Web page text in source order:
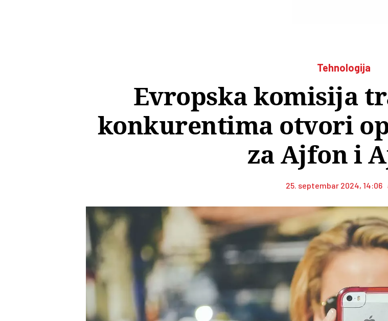
Tehnologija
Evropska komisija
konkurentima otvori
za Ajfon i
25. septembar 2024, 14:06